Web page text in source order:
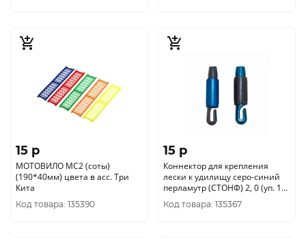
15 p
МОТОВИЛО МС2 (соты)
(190*40мм) цвета в асс. Три
Кита
Код товара: 135390
15 p
Коннектор для крепления
лески к удилищу серо-синий
перламутр (СТОНФ) 2, 0 (уп. 10
шт.)
Код товара: 135367